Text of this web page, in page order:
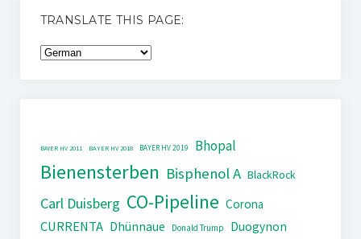
TRANSLATE THIS PAGE:
BAYER HV 2011 BAYER HV 2018 BAYER HV 2019 Bhopal
Bienensterben Bisphenol A BlackRock
Carl Duisberg CO-Pipeline Corona
CURRENTA Dhünnaue Donald Trump
Duogynon